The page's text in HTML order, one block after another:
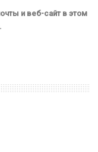
и веб-сайт в этом